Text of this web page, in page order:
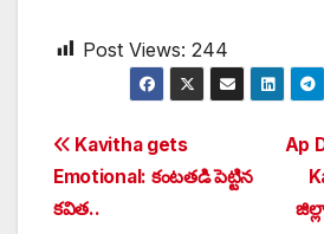
Post Views: 244
Post
navigation
Ap
Kavitha gets
Emotional: కంటతడి పెట్టిన
కవిత..